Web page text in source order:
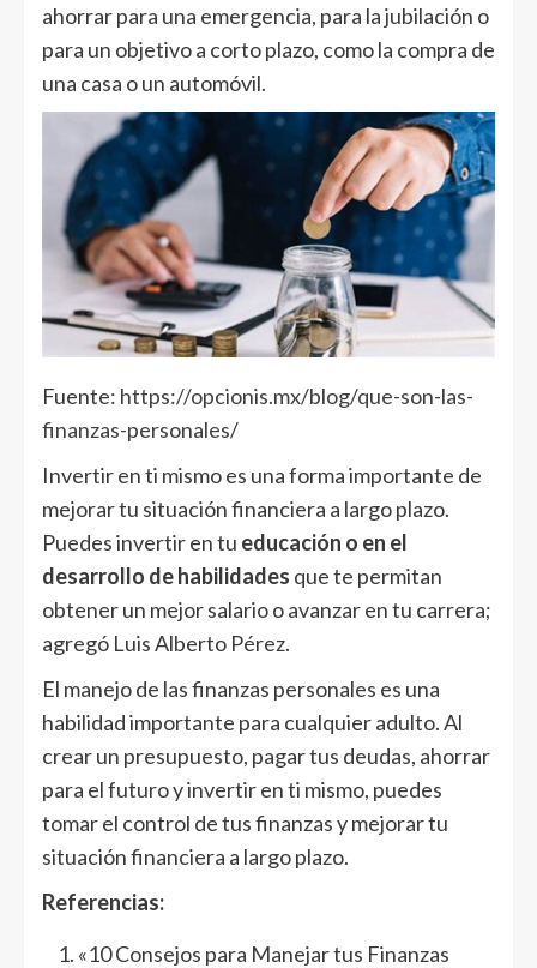
ahorrar para una emergencia, para la jubilación o
para un objetivo a corto plazo, como la compra de
una casa o un automóvil.
Fuente: https://opcionis.mx/blog/que-son-las-
finanzas-personales/
Invertir en ti mismo es una forma importante de
mejorar tu situación financiera a largo plazo.
Puedes invertir en tu educación o en el
desarrollo de habilidades que te permitan
obtener un mejor salario o avanzar en tu carrera;
agregó Luis Alberto Pérez.
El manejo de las finanzas personales es una
habilidad importante para cualquier adulto. Al
crear un presupuesto, pagar tus deudas, ahorrar
para el futuro y invertir en ti mismo, puedes
tomar el control de tus finanzas y mejorar tu
situación financiera a largo plazo.
Referencias:
«10 Consejos para Manejar tus Finanzas